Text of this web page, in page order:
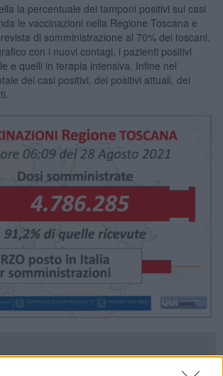
la percentuale dei tamponi positivi sui casi
le vaccinazioni nella Regione Toscana e
di somministrazione al 70% dei toscani.
con i nuovi contagi, i pazienti positivi
e quelli in terapia intensiva. Infine nel
dei casi positivi, dei positivi attuali, dei